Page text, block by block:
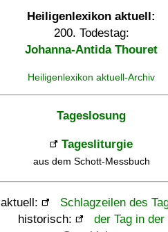
Heiligenlexikon aktuell:
200. Todestag:
Johanna-Antida Thouret
Heiligenlexikon aktuell-Archiv
Tageslosung
Tagesliturgie
aus dem Schott-Messbuch
aktuell:
Schlagzeilen des
historisch:
der Tag in der